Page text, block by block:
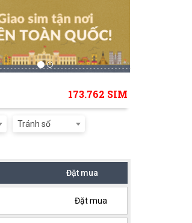
173.762 SIM
Tránh số
Đặt mua
Đặt mua